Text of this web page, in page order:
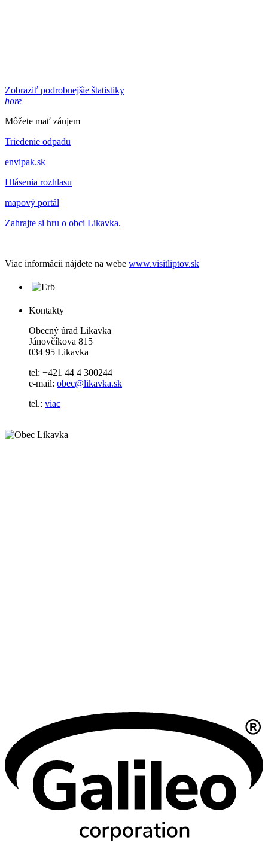
Zobraziť podrobnejšie štatistiky
hore
Môžete mať záujem
Triedenie odpadu
envipak.sk
Hlásenia rozhlasu
mapový portál
Zahrajte si hru o obci Likavka.
Viac informácii nájdete na webe www.visitliptov.sk
Kontakty
Obecný úrad Likavka
Jánovčíkova 815
034 95 Likavka
tel: +421 44 4 300244
e-mail: obec@likavka.sk
tel.: viac